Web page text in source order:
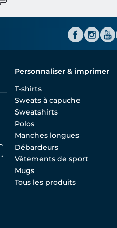
Personnaliser & imprimer
T-shirts
Sweats à capuche
Sweatshirts
Polos
Manches longues
Débardeurs
Vêtements de sport
Mugs
Tous les produits